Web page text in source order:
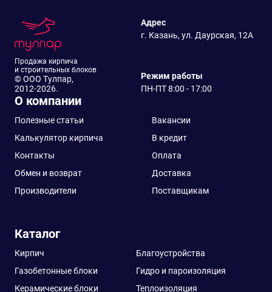
Продажа кирпича
и строительных блоков
© ООО Тулпар,
2012-2026.
Адрес
г. Казань, ул. Даурская, 12А
Режим работы
ПН-ПТ 8:00 - 17:00
О компании
Полезные статьи
Вакансии
Калькулятор кирпича
В кредит
Контакты
Оплата
Обмен и возврат
Доставка
Производители
Поставщикам
Каталог
Кирпич
Газобетонные блоки
Керамические блоки
Благоустройства
Гидро и пароизоляция
Теплоизоляция